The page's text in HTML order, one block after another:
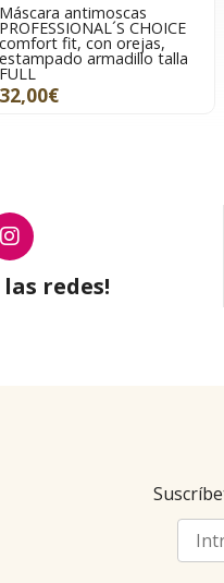
Máscara antimoscas
PROFESSIONAL´S CHOICE
comfort fit, con orejas,
estampado armadillo talla
FULL
32,00€
las redes!